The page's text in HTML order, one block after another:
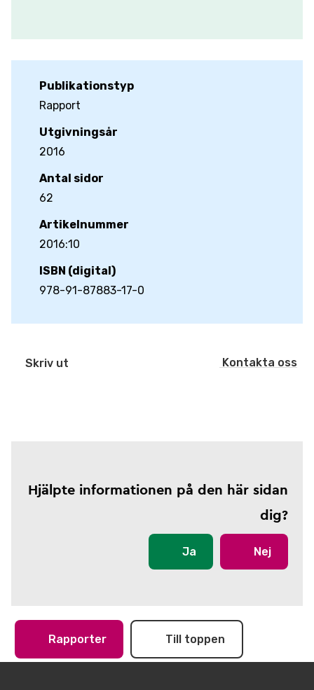
Publikationstyp
Rapport
Utgivningsår
2016
Antal sidor
62
Artikelnummer
2016:10
ISBN (digital)
978-91-87883-17-0
Skriv ut Kontakta oss
Hjälpte informationen på den här sidan
dig?
Ja Nej
Rapporter Till toppen